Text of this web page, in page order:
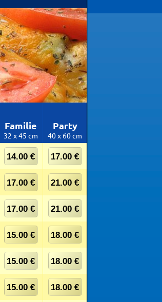
Familie
32 x 45 cm
Party
40 x 60 cm
14.00 € 17.00 €
17.00 € 21.00 €
17.00 € 21.00 €
15.00 € 18.00 €
15.00 € 18.00 €
15.00 € 18.00 €